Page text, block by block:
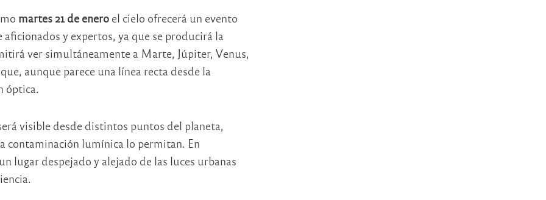
martes 21 de eneroel cielo ofrecerá un evento
y expertos, ya que se producirá la
ver simultáneamente a Marte, Júpiter, Venus,
aunque parece una línea recta desde la
óptica.
visible desde distintos puntos del planeta,
contaminación lumínica lo permitan. En
lugar despejado y alejado de las luces urbanas